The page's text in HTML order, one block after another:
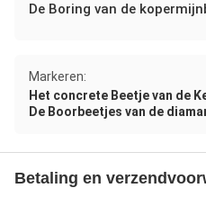
De Boring van de
Markeren:
Het concrete Beetje van de
De Boorbeetjes van de
Betaling en